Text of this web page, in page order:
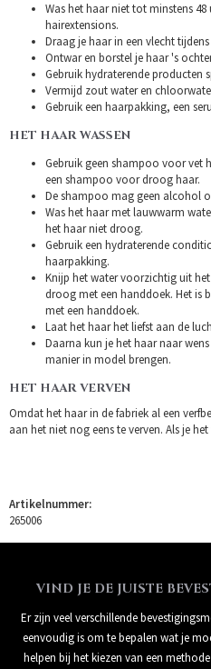
Was het haar niet tot minstens
hairextensions.
Draag je haar in een vlecht
Ontwar en borstel je haar 's
Gebruik hydraterende producten
Vermijd zout water en
Gebruik een haarpakking, een
HET HAAR WASSEN
Gebruik geen shampoo voor vet
een shampoo voor droog haar.
De shampoo mag geen alcohol
Was het haar met lauwwarm
het haar niet droog.
Gebruik een hydraterende
haarpakking.
Knijp het water voorzichtig uit
droog met een handdoek. Het is
met een handdoek.
Laat het haar het liefst aan de
Daarna kun je het haar naar
manier in model brengen.
HET HAAR VERVEN
Omdat het haar in de fabriek al een
aan het niet nog eens te verven. Als je
Artikelnummer:
265006
VIND JE DE JUISTE
Er zijn veel verschillende
eenvoudig is om te bepalen wat je
helpen bij het kiezen van een